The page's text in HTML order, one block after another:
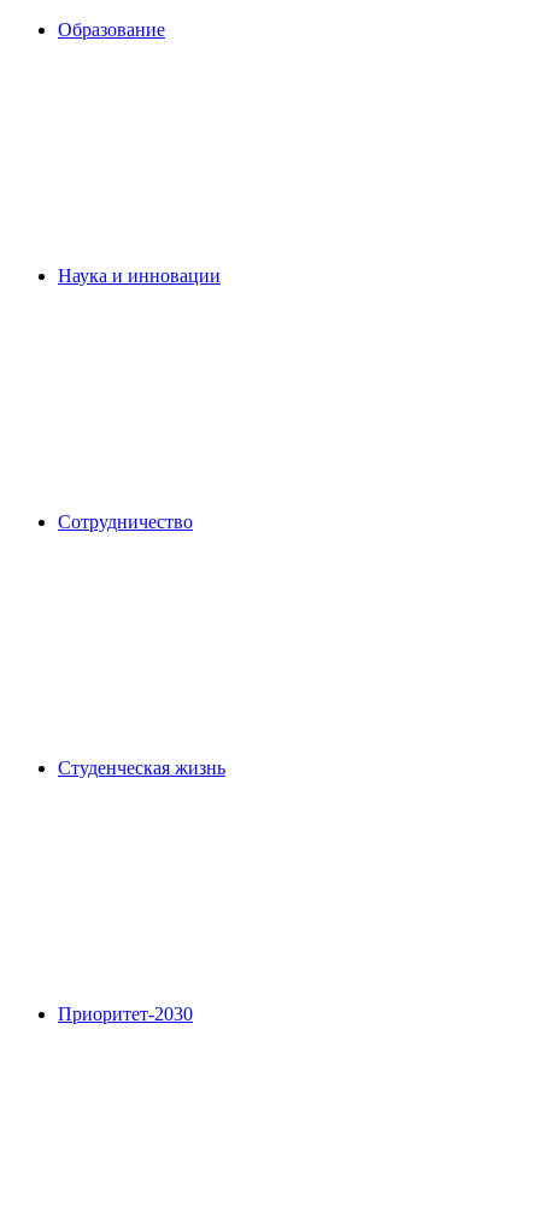
Образование
Наука и инновации
Сотрудничество
Студенческая жизнь
Приоритет-2030